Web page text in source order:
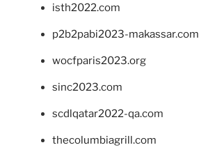
isth2022.com
p2b2pabi2023-makassar.com
wocfparis2023.org
sinc2023.com
scdlqatar2022-qa.com
thecolumbiagrill.com